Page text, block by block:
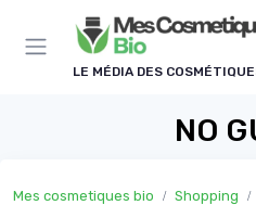
LE MÉDIA DES
NO
Mes cosmetiques bio Shopping
Panneau de gestion des cookies